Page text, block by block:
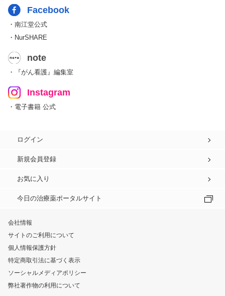
Facebook
・南江堂公式
・NurSHARE
note
・『がん看護』編集室
Instagram
・電子書籍 公式
ログイン
新規会員登録
お気に入り
今日の治療薬ポータルサイト
会社情報
サイトのご利用について
個人情報保護方針
特定商取引法に基づく表示
ソーシャルメディアポリシー
弊社著作物の利用について